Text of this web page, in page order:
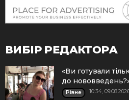
ВИБІР РЕДАКТОРА
«Ви готували
до
Рівне 10:34,